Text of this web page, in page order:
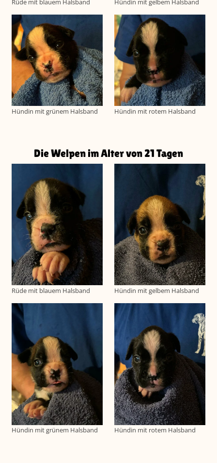
Rüde mit blauem Halsband Hündin mit gelbem Halsband
Hündin mit grünem Halsband Hündin mit rotem Halsband
Die Welpen im Alter von 21 Tagen
Rüde mit blauem Halsband Hündin mit gelbem Halsband
Hündin mit grünem Halsband Hündin mit rotem Halsband